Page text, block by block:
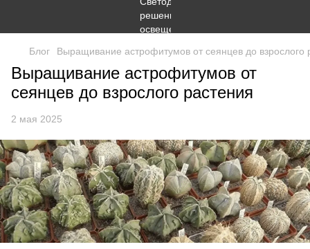
Блог Выращивание астрофитумов от сеянцев до взрослого
Выращивание астрофитумов от
сеянцев до взрослого растения
2 мая 2025